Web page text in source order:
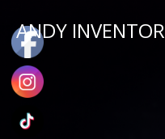
ANDY INVENTOR